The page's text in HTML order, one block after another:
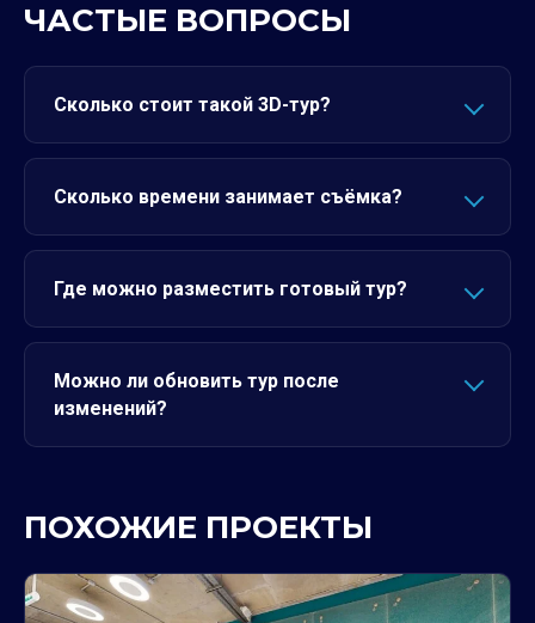
ЧАСТЫЕ ВОПРОСЫ
Сколько стоит такой 3D-тур?
Сколько времени занимает съёмка?
Где можно разместить готовый тур?
Можно ли обновить тур после
изменений?
ПОХОЖИЕ ПРОЕКТЫ